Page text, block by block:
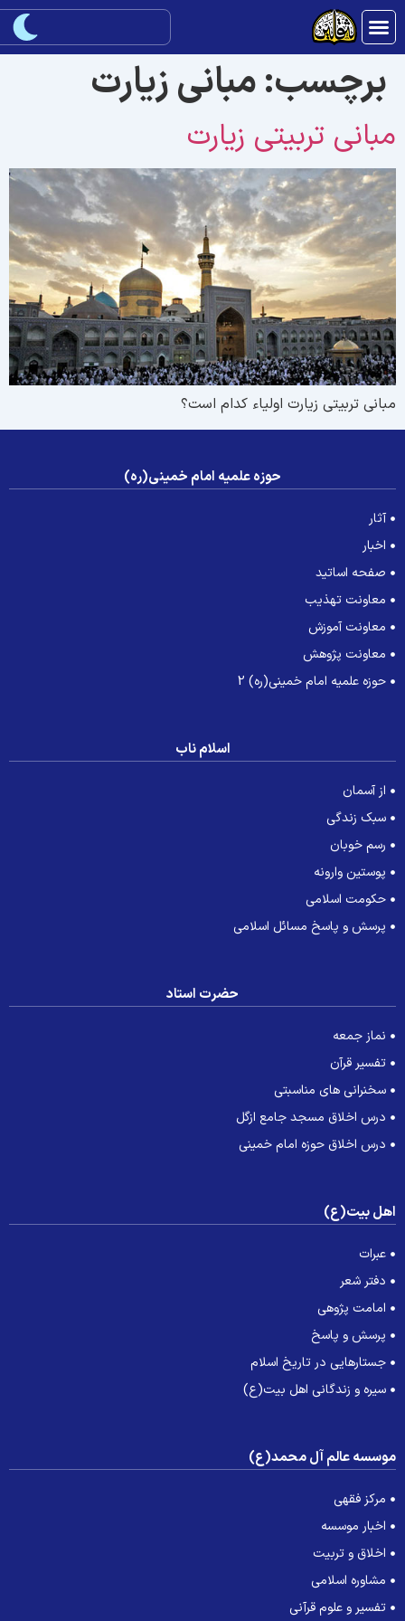
برچسب:مبانی زیارت
تربیتی زیارت
تربیتی زیارت اولیاء کدام است؟
حوزه علمیه امام خمینی(ره)
آثار
اخبار
صفحه اساتید
معاونت تهذیب
معاونت آموزش
معاونت پژوهش
حوزه علمیه امام خمینی(ره) 2
اسلام ناب
از آسمان
سبک زندگی
رسم خوبان
پوستین وارونه
حکومت اسلامی
پرسش و پاسخ مسائل اسلامی
حضرت استاد
نماز جمعه
تفسیر قرآن
سخنرانی های مناسبتی
درس اخلاق مسجد جامع ازگل
درس اخلاق حوزه امام خمینی
بیت(ع)
عبرات
دفتر شعر
امامت پژوهی
پرسش و پاسخ
جستارهایی در تاریخ اسلام
سیره و زندگانی اهل بیت(ع)
عالم آل محمد(ع)
مرکز فقهی
اخبار موسسه
اخلاق و تربیت
مشاوره اسلامی
تفسیر و علوم قرآنی